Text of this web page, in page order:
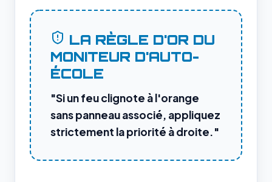
LA RÈGLE D'OR DU
MONITEUR D'AUTO-
ÉCOLE
"Si un feu clignote à l'orange
sans panneau associé, appliquez
strictement la priorité à droite."